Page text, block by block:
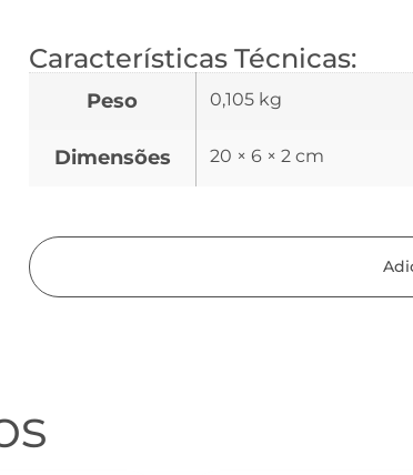
Características Técnicas:
Peso 0,105 kg
Dimensões 20 × 6 × 2 cm